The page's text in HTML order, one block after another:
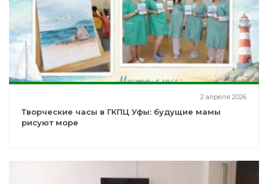
2 апреля 2026
Творческие часы в ГКПЦ Уфы: будущие мамы
рисуют море